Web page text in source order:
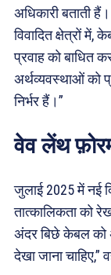
अधिकारी बताती
विवादित क्षेत्रों में,
प्रवाह को बाधित
अर्थव्यवस्थाओं को
निर्भर हैं।”
वेव लेंथ
जुलाई 2025 में नई
तात्कालिकता को
अंदर ​बिछे केबल को
देखा जाना चाहिए,”